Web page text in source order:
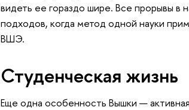
видеть ее гораздо шире. Все прорывы в
подходов, когда метод одной науки
ВШЭ.
Студенческая жизнь
Еще одна особенность Вышки —